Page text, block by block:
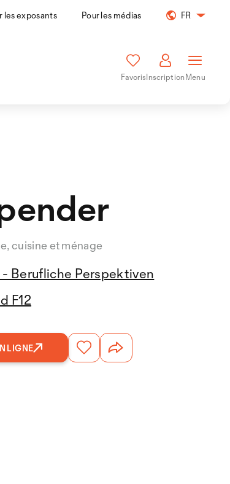
les exposants Pour les médias FR
FavorisInscriptionMenu
cuisine et ménage
Berufliche Perspektiven
F12
LIGNE